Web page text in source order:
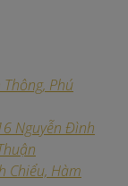
Phú
Nguyễn Đình
Chiểu, Hàm